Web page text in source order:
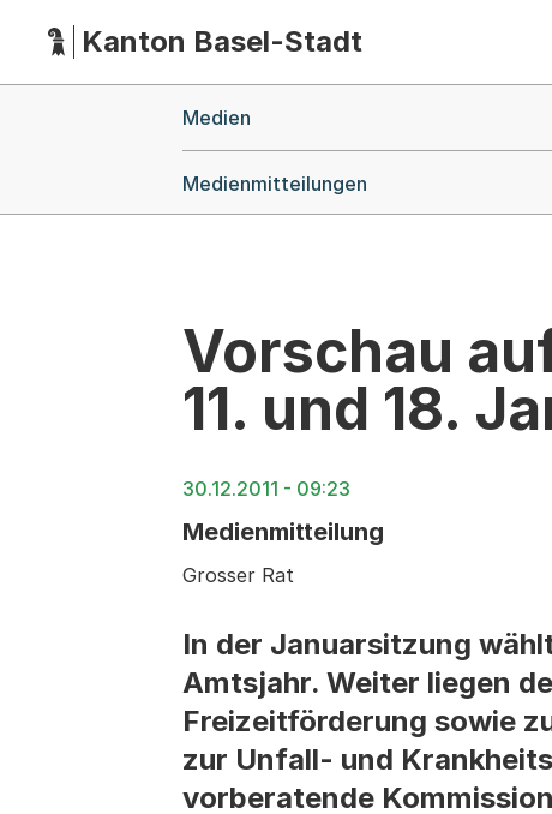
HauptnavigationKanton Basel-Stadt
Medien
Medienmitteilungen
Vorschau
11. und 18.
30.12.2011 - 09:23
Medienmitteilung
Grosser Rat
In der Januarsitzung
Amtsjahr. Weiter liegen
Freizeitförderung sowie
zur Unfall- und
vorberatende